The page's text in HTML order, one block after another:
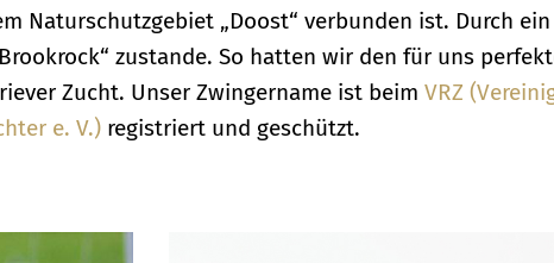
Naturschutzgebiet „Doost“ verbunden ist. Durch
zustande. So hatten wir den für uns
Zucht. Unser Zwingername ist beim VRZ
e. V.) registriert und geschützt.